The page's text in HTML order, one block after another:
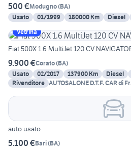
500 €Modugno(BA)
Usato
01/1999 180000 Km Diesel
Vetrina
Fiat 500X 1.6 MultiJet 120 CV
9.900 €Corato(BA)
Usato
02/2017 137900 Km Diesel
Rivenditore AUTOSALONE D.T.F. CAR di
auto usato
5.100 €Bari(BA)